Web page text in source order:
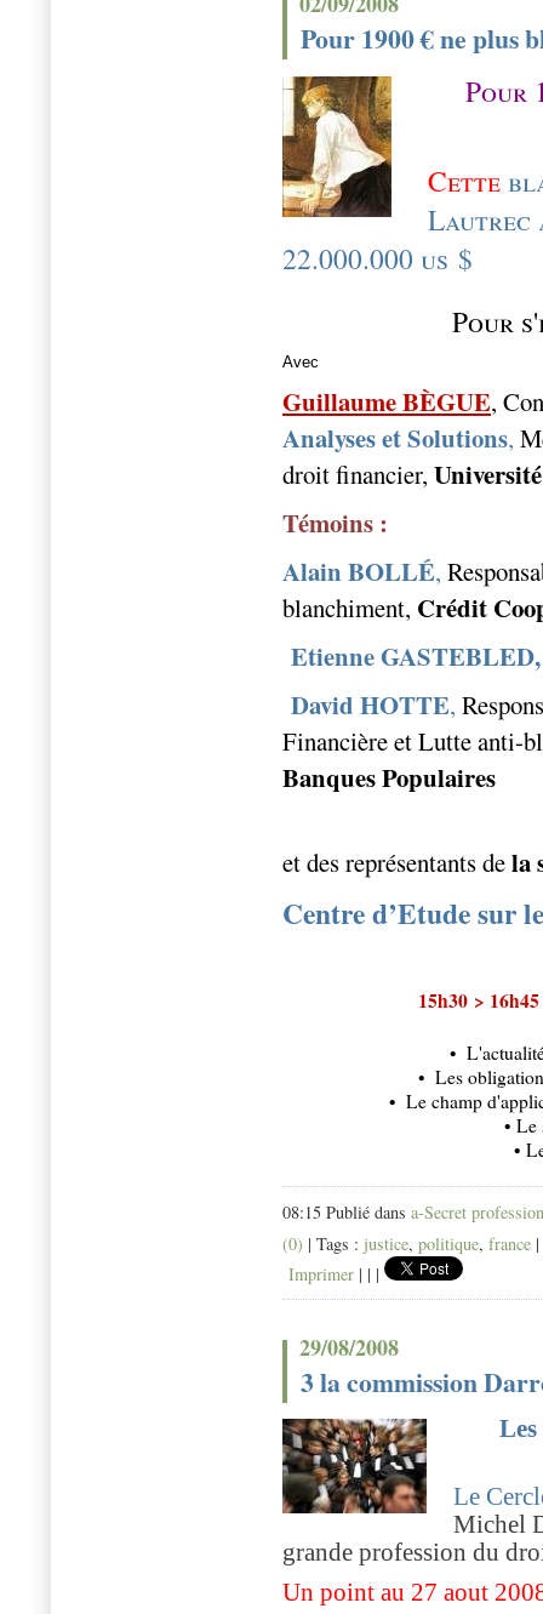
Pour 1900 € ne plus
Pour
Cette
Lautrec
22.000.000 us $
Pour
Avec
Guillaume BÈGUE,
Analyses et Solutions,
droit financier,
Témoins :
Alain BOLLÉ,
blanchiment, Crédit
Etienne GASTEBLED,
David HOTTE,
Financière et Lutte anti-
Banques Populaires
et des représentants dela
Centre d’Etude sur
15h30 > 16h45
•
• Les
• Le champ
• Le
•
08:15 Publié dans a-Secret
(0) | Tags : justice, politique, france |
Imprimer | | |
29/08/2008
3 la commission
Le
Michel
grande profession du
Un point au 27 aout